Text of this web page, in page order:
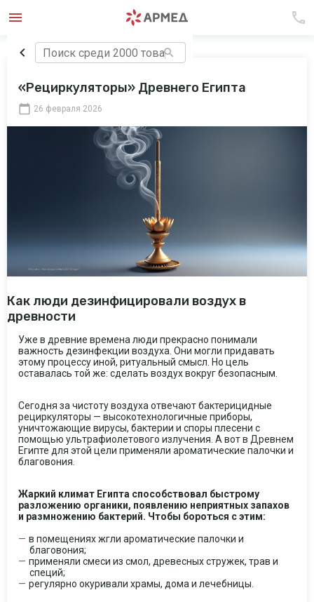
«Рециркуляторы» Древнего Египта
26 февраля 2026
Как люди дезинфицировали воздух в
древности
Уже в древние времена люди прекрасно понимали
важность дезинфекции воздуха. Они могли придавать
этому процессу иной, ритуальный смысл. Но цель
оставалась той же: сделать воздух вокруг безопасным.
Сегодня за чистоту воздуха отвечают бактерицидные
рециркуляторы — высокотехнологичные приборы,
уничтожающие вирусы, бактерии и споры плесени с
помощью ультрафиолетового излучения. А вот в Древнем
Египте для этой цели применяли ароматические палочки и
благовония.
Жаркий климат Египта способствовал быстрому
разложению органики, появлению неприятных запахов
и размножению бактерий. Чтобы бороться с этим:
в помещениях жгли ароматические палочки и
благовония;
применяли смеси из смол, древесных стружек, трав и
специй;
регулярно окуривали храмы, дома и лечебницы.